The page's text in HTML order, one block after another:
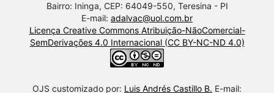
Bairro: Ininga, CEP: 64049-550, Teresina - PI
E-mail: adalvac@uol.com.br
Licença Creative Commons Atribuição-NãoComercial-
SemDerivações 4.0 Internacional (CC BY-NC-ND 4.0)
OJS customizado por: Luis Andrés Castillo B. E-mail: